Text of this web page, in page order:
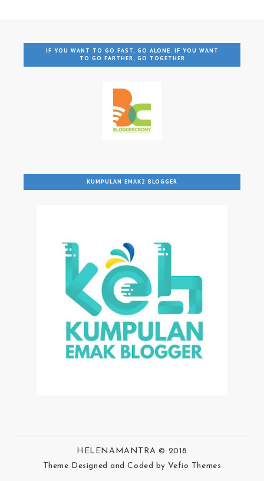
IF YOU WANT TO GO FAST, GO ALONE. IF YOU WANT
TO GO FARTHER, GO TOGETHER
KUMPULAN EMAK2 BLOGGER
HELENAMANTRA© 2018
Theme Designed and Coded by Vefio Themes